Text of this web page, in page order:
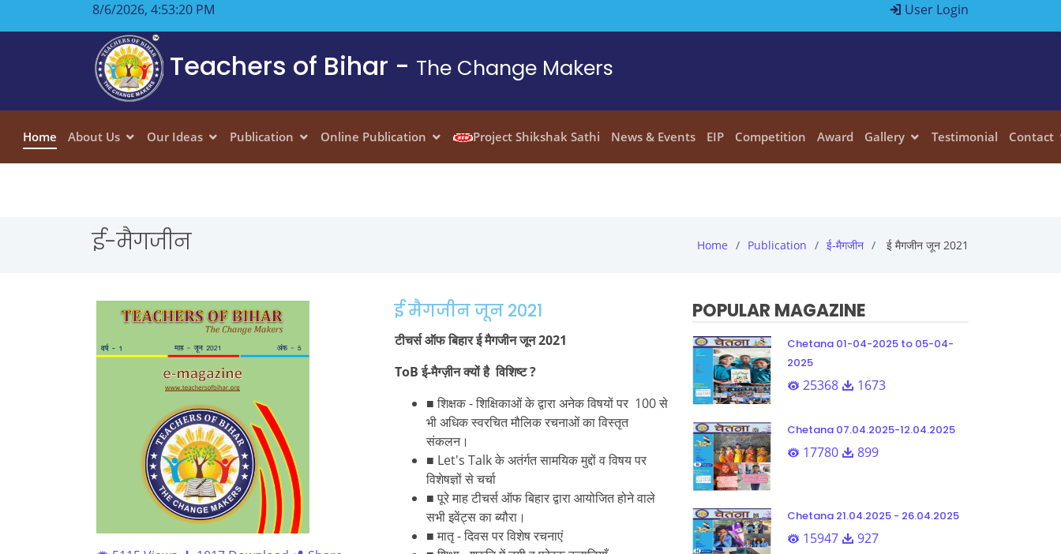
8/6/2026, 4:53:21 PM User Login
Teachers of Bihar - The Change Makers
Home About Us Our Ideas Publication Online Publication Project Shikshak Sathi News & Events EIP Competition Award Gallery Testimonial Contact
ई-मैगजीन Home Publication ई-मैगजीन ई मैगजीन जून 2021
ई मैगजीन जून 2021
टीचर्स ऑफ बिहार ई मैगजीन जून 2021
ToB ई-मैग्ज़ीन क्यों है विशिष्ट ?
■ शिक्षक - शिक्षिकाओं के द्वारा अनेक विषयों पर 100 से
भी अधिक स्वरचित मौलिक रचनाओं का विस्तृत
संकलन।
■ Let's Talk के अतंर्गत सामयिक मुद्दों व विषय पर
विशेषज्ञों से चर्चा
■ पूरे माह टीचर्स ऑफ बिहार द्वारा आयोजित होने वाले
सभी इवेंट्स का ब्यौरा।
■ मातृ - दिवस पर विशेष रचनाएं
POPULAR MAGAZINE
Chetana 01-04-2025 to 05-04-
2025
25368 1673
Chetana 07.04.2025-12.04.2025
17780 899
Chetana 21.04.2025 - 26.04.2025
15947 927